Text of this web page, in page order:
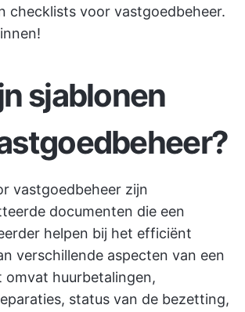
checklists voor vastgoedbeheer.
sjablonen
vastgoedbeheer zijn
documenten die een
helpen bij het efficiënt
verschillende aspecten van een
omvat huurbetalingen,
status van de bezetting,